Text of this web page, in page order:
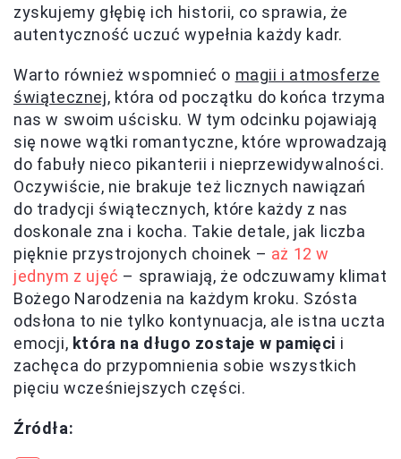
zyskujemy głębię ich historii, co sprawia, że
autentyczność uczuć wypełnia każdy kadr.
Warto również wspomnieć o magii i atmosferze
świątecznej, która od początku do końca trzyma
nas w swoim uścisku. W tym odcinku pojawiają
się nowe wątki romantyczne, które wprowadzają
do fabuły nieco pikanterii i nieprzewidywalności.
Oczywiście, nie brakuje też licznych nawiązań
do tradycji świątecznych, które każdy z nas
doskonale zna i kocha. Takie detale, jak liczba
pięknie przystrojonych choinek – aż 12 w
jednym z ujęć – sprawiają, że odczuwamy klimat
Bożego Narodzenia na każdym kroku. Szósta
odsłona to nie tylko kontynuacja, ale istna uczta
emocji, która na długo zostaje w pamięci i
zachęca do przypomnienia sobie wszystkich
pięciu wcześniejszych części.
Źródła: